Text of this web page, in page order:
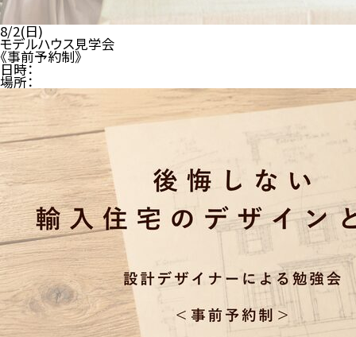
8/2(日)
モデルハウス見学会
《事前予約制》
日時：
場所：